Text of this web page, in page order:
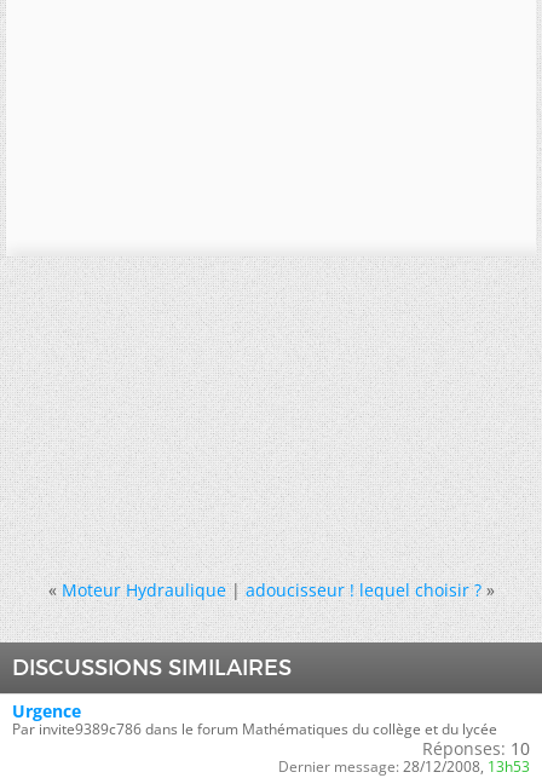
« Moteur Hydraulique|adoucisseur ! lequel choisir ? »
DISCUSSIONS SIMILAIRES
Urgence
Par invite9389c786 dans le forum Mathématiques du collège et du lycée
Réponses: 10
Dernier message: 28/12/2008, 13h53